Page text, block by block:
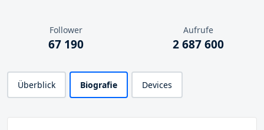
Follower
67 190
Aufrufe
2 687 600
Überblick Biografie Devices